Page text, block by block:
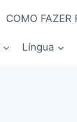
COMO FAZER
Língua